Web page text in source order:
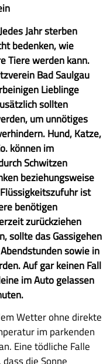
Partner
Jedes Jahr sterben
bedenken, wie
Tiere werden kann.
Bad Saulgau
Lieblinge
sollten
um unnötiges
Hund, Katze,
können im
Schwitzen
beziehungsweise
ist
benötigen
zurückziehen
sollte das Gassigehen
sowie in
Auf gar keinen Fall
im Auto gelassen
Wetter ohne direkte
im parkenden
Eine tödliche Falle